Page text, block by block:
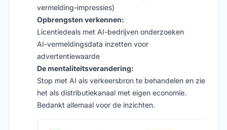
vermelding-impressies)
Opbrengsten verkennen:
Licentiedeals met AI-bedrijven onderzoeken
AI-vermeldingsdata inzetten voor
advertentiewaarde
De mentaliteitsverandering:
Stop met AI als verkeersbron te behandelen en zie
het als distributiekanaal met eigen economie.
Bedankt allemaal voor de inzichten.